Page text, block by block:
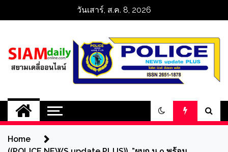
วันเสาร์, ส.ค. 8, 2026
สยามเดลี่ออนไลน์
SiamDailyOnline
Home